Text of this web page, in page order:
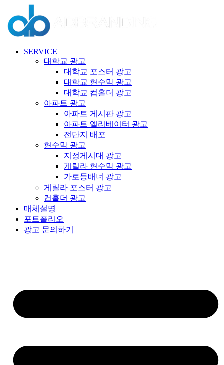
텐
츠
SERVICE
대학교 광고
대학교 포스터 광고
대학교 현수막 광고
대학교 컵홀더 광고
아파트 광고
아파트 게시판 광고
아파트 엘리베이터 광고
전단지 배포
현수막 광고
지정게시대 광고
게릴라 현수막 광고
가로등배너 광고
게릴라 포스터 광고
컵홀더 광고
매체설명
포트폴리오
광고 문의하기